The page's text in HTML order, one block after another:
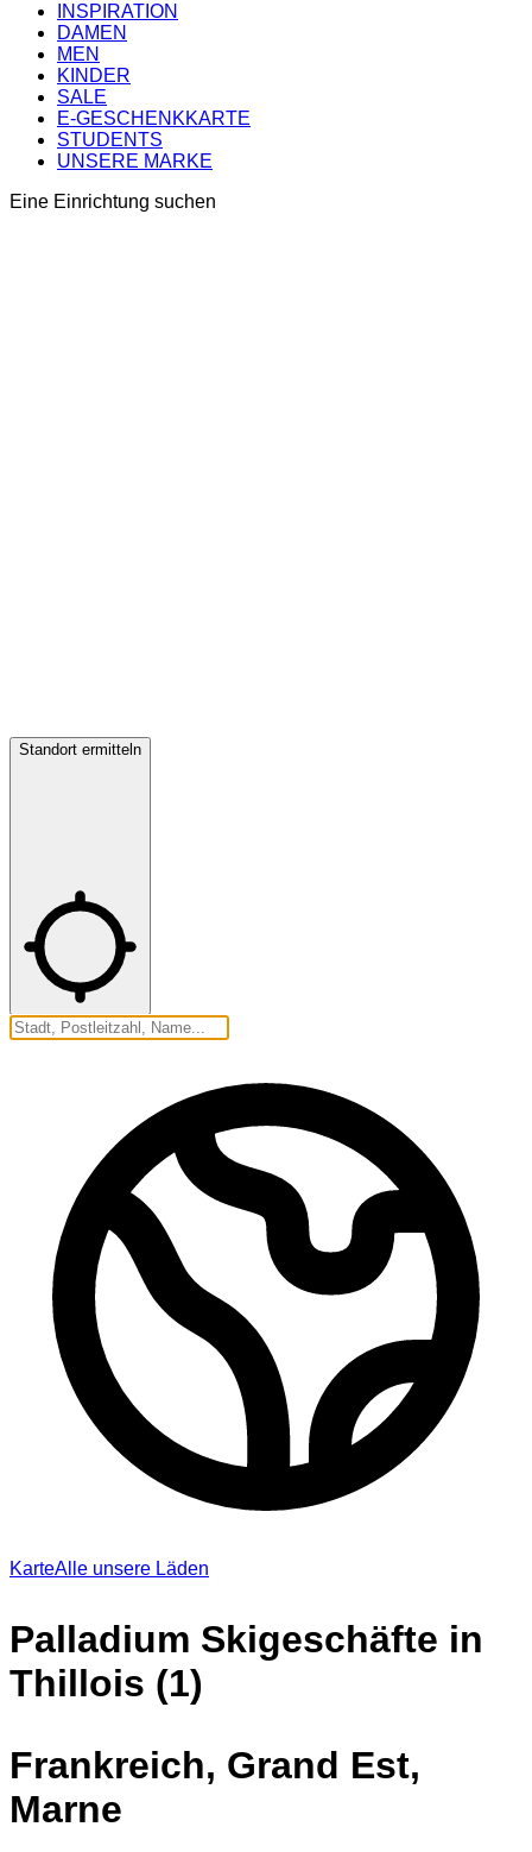
INSPIRATION
DAMEN
MEN
KINDER
SALE
E-GESCHENKKARTE
STUDENTS
UNSERE MARKE
Eine Einrichtung suchen
Standort ermitteln
KarteAlle unsere Läden
Palladium Skigeschäfte in
Thillois (1)
Frankreich, Grand Est,
Marne